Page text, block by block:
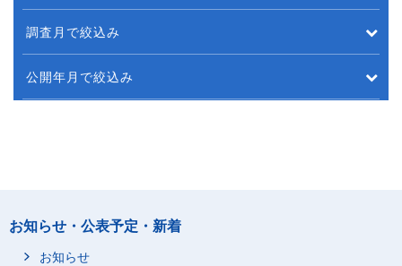
調査月で絞込み
公開年月で絞込み
お知らせ・公表予定・新着
お知らせ